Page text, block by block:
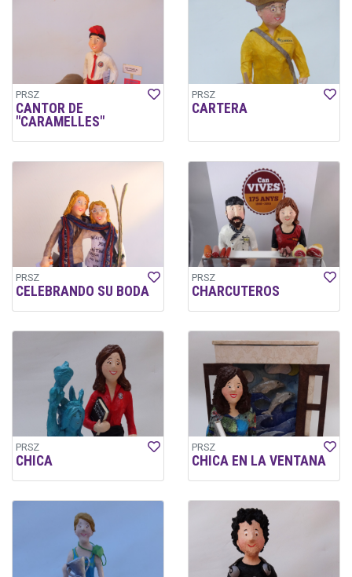
PRSZ
CANTOR DE
"CARAMELLES"
PRSZ
CARTERA
PRSZ
CELEBRANDO SU BODA
PRSZ
CHARCUTEROS
PRSZ
CHICA
PRSZ
CHICA EN LA VENTANA